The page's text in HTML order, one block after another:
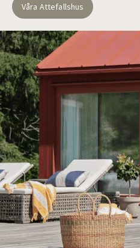
Våra Attefallshus